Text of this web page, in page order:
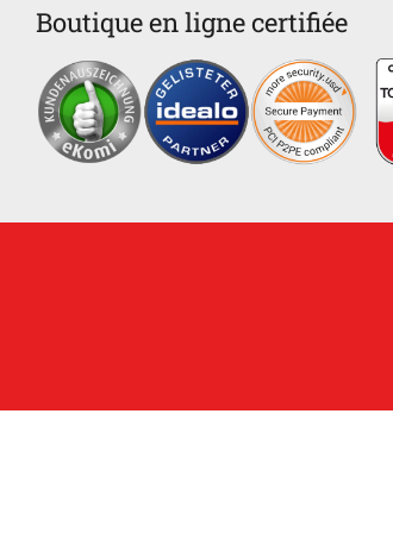
Boutique en ligne certifiée